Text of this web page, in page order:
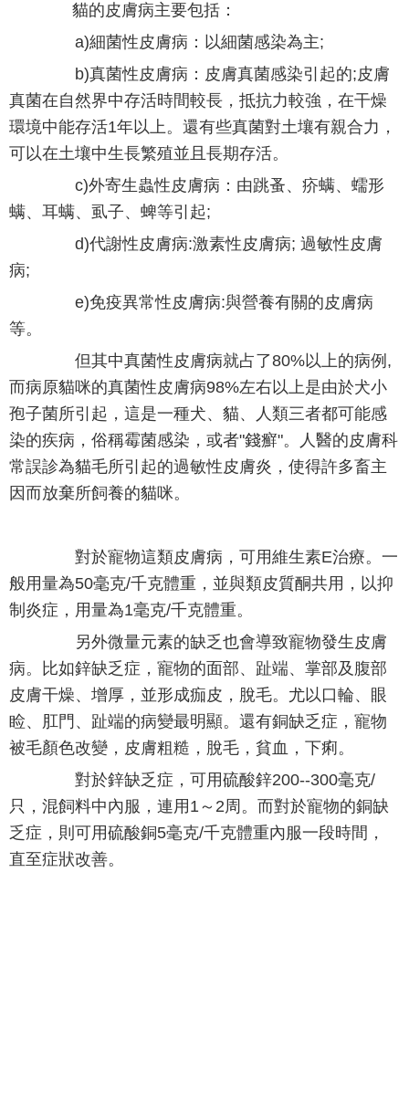
貓的皮膚病主要包括：
a)細菌性皮膚病：以細菌感染為主;
b)真菌性皮膚病：皮膚真菌感染引起的;皮膚
真菌在自然界中存活時間較長，抵抗力較強，在干燥
環境中能存活1年以上。還有些真菌對土壤有親合力，
可以在土壤中生長繁殖並且長期存活。
c)外寄生蟲性皮膚病：由跳蚤、疥螨、蠕形
螨、耳螨、虱子、蜱等引起;
d)代謝性皮膚病:激素性皮膚病; 過敏性皮膚
病;
e)免疫異常性皮膚病:與營養有關的皮膚病
等。
但其中真菌性皮膚病就占了80%以上的病例,
而病原貓咪的真菌性皮膚病98%左右以上是由於犬小
孢子菌所引起，這是一種犬、貓、人類三者都可能感
染的疾病，俗稱霉菌感染，或者"錢癬"。人醫的皮膚科
常誤診為貓毛所引起的過敏性皮膚炎，使得許多畜主
因而放棄所飼養的貓咪。
對於寵物這類皮膚病，可用維生素E治療。一
般用量為50毫克/千克體重，並與類皮質酮共用，以抑
制炎症，用量為1毫克/千克體重。
另外微量元素的缺乏也會導致寵物發生皮膚
病。比如鋅缺乏症，寵物的面部、趾端、掌部及腹部
皮膚干燥、增厚，並形成痂皮，脫毛。尤以口輪、眼
睑、肛門、趾端的病變最明顯。還有銅缺乏症，寵物
被毛顏色改變，皮膚粗糙，脫毛，貧血，下痢。
對於鋅缺乏症，可用硫酸鋅200--300毫克/
只，混飼料中內服，連用1～2周。而對於寵物的銅缺
乏症，則可用硫酸銅5毫克/千克體重內服一段時間，
直至症狀改善。